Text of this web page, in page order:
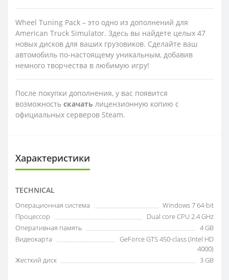
Wheel Tuning Pack – это одно из дополнений для
American Truck Simulator. Здесь вы найдете целых 47
новых дисков для ваших грузовиков. Сделайте ваш
автомобиль по-настоящему уникальным, добавив
немного творчества в любимую игру!
После покупки дополнения, у вас появится
возможность скачать лицензионную копию с
официальных серверов Steam.
Характеристики
TECHNICAL
Операционная система
Windows 7 64-bit
Процессор
Dual core CPU 2.4 GHz
Оперативная память
4 GB
Видеокарта
GeForce GTS 450-class (Intel HD
4000)
Жесткий диск
3 GB